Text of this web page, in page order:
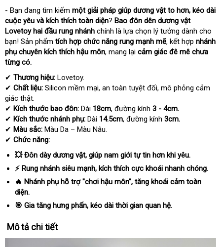
- Bạn đang tìm kiếm một giải pháp giúp dương vật to hơn, kéo dài
cuộc yêu và kích thích toàn diện? Bao đôn dên dương vật
Lovetoy hai đầu rung nhánh chính là lựa chọn lý tưởng dành cho
bạn! Sản phẩm tích hợp chức năng rung mạnh mẽ, kết hợp nhánh
phụ chuyên kích thích hậu môn, mang lại cảm giác đê mê chưa
từng có.
✔ Thương hiệu: Lovetoy.
✔ Chất liệu: Silicon mềm mại, an toàn tuyệt đối, mô phỏng cảm
giác thật.
✔ Kích thước bao đôn: Dài 18cm, đường kính 3 - 4cm.
✔ Kích thước nhánh phụ: Dài 14.5cm, đường kính 3cm.
✔ Màu sắc: Màu Da – Màu Nâu.
✔ Chức năng:
💥 Đôn dày dương vật, giúp nam giới tự tin hơn khi yêu.
⚡ Rung nhánh siêu mạnh, kích thích cực khoái nhanh chóng.
🔥 Nhánh phụ hỗ trợ "chơi hậu môn", tăng khoái cảm toàn
diện.
🎯 Gia tăng hưng phấn, kéo dài thời gian quan hệ.
Mô tả chi tiết